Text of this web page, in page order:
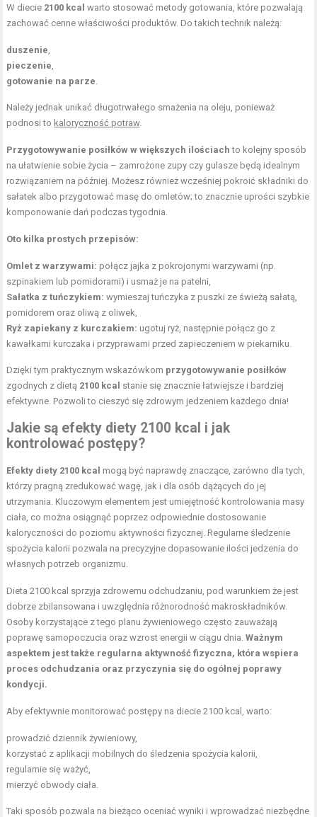
W diecie 2100 kcal warto stosować metody gotowania, które pozwalają
zachować cenne właściwości produktów. Do takich technik należą:
duszenie
pieczenie
gotowanie na parze
Należy jednak unikać długotrwałego smażenia na oleju, ponieważ
podnosi to kaloryczność potraw.
Przygotowywanie posiłków w większych ilościach to kolejny sposób
na ułatwienie sobie życia – zamrożone zupy czy gulasze będą idealnym
rozwiązaniem na później. Możesz również wcześniej pokroić składniki do
sałatek albo przygotować masę do omletów; to znacznie uprości szybkie
komponowanie dań podczas tygodnia.
Oto kilka prostych przepisów:
Omlet z warzywami: połącz jajka z pokrojonymi warzywami (np.
szpinakiem lub pomidorami) i usmaż je na patelni,
Sałatka z tuńczykiem: wymieszaj tuńczyka z puszki ze świeżą sałatą,
pomidorem oraz oliwą z oliwek,
Ryż zapiekany z kurczakiem: ugotuj ryż, następnie połącz go z
kawałkami kurczaka i przyprawami przed zapieczeniem w piekarniku.
Dzięki tym praktycznym wskazówkom przygotowywanie posiłków
zgodnych z dietą 2100 kcal stanie się znacznie łatwiejsze i bardziej
efektywne. Pozwoli to cieszyć się zdrowym jedzeniem każdego dnia!
Jakie są efekty diety 2100 kcal i jak
kontrolować postępy?
Efekty diety 2100 kcal mogą być naprawdę znaczące, zarówno dla tych,
którzy pragną zredukować wagę, jak i dla osób dążących do jej
utrzymania. Kluczowym elementem jest umiejętność kontrolowania masy
ciała, co można osiągnąć poprzez odpowiednie dostosowanie
kaloryczności do poziomu aktywności fizycznej. Regularne śledzenie
spożycia kalorii pozwala na precyzyjne dopasowanie ilości jedzenia do
własnych potrzeb organizmu.
Dieta 2100 kcal sprzyja zdrowemu odchudzaniu, pod warunkiem że jest
dobrze zbilansowana i uwzględnia różnorodność makroskładników.
Osoby korzystające z tego planu żywieniowego często zauważają
poprawę samopoczucia oraz wzrost energii w ciągu dnia.Ważnym
aspektem jest także regularna aktywność fizyczna, która wspiera
proces odchudzania oraz przyczynia się do ogólnej poprawy
kondycji.
Aby efektywnie monitorować postępy na diecie 2100 kcal, warto:
prowadzić dziennik żywieniowy,
korzystać z aplikacji mobilnych do śledzenia spożycia kalorii,
regularnie się ważyć,
mierzyć obwody ciała.
Taki sposób pozwala na bieżąco oceniać wyniki i wprowadzać niezbędne